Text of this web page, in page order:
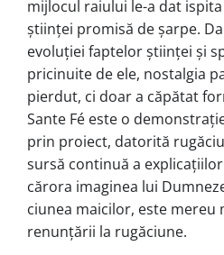
mijlocul raiului le-a dat
ști­inței promisă de șarpe.
evoluției faptelor științei și
pricinuite de ele, nostal­gia
pierdut, ci doar a căpătat
Sante Fé este o
prin proiect, datorită
sursă continuă a
cărora imagi­nea lui
ciu­nea maicilor, este mereu
renunțării la rugăciune.